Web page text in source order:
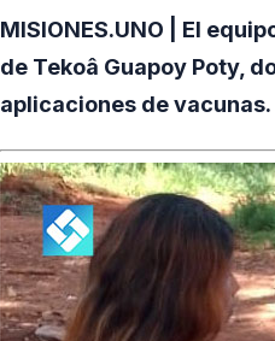
MISIONES.UNO | El
de Tekoâ Guapoy Poty,
aplicaciones de vacunas.